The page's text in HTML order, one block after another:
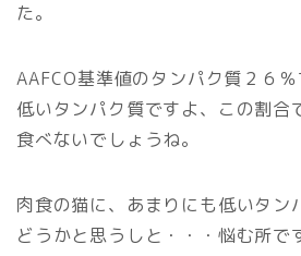
た。
AAFCO基準値のタンパク質２６％
低いタンパク質ですよ、この割合
食べないでしょうね。
肉食の猫に、あまりにも低いタン
どうかと思うしと・・・悩む所で